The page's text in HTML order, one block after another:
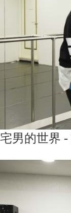
宅男的世界